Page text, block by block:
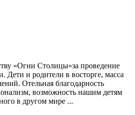
«Огни Столицы»за проведение
Дети и родители в восторге, масса
Отельная благодарность
возможность нашим детям
в другом мире ...